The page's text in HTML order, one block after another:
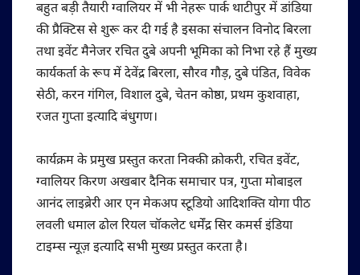
बहुत बड़ी तैयारी ग्वालियर में भी नेहरू पार्क थाटीपुर में डांडिया
की प्रैक्टिस से शुरू कर दी गई है इसका संचालन विनोद बिरला
तथा इवेंट मैनेजर रचित दुबे अपनी भूमिका को निभा रहे हैं मुख्य
कार्यकर्ता के रूप में देवेंद्र बिरला, सौरव गौड़, दुबे पंडित, विवेक
सेठी, करन गंगिल, विशाल दुबे, चेतन कोष्ठा, प्रथम कुशवाहा,
रजत गुप्ता इत्यादि बंधुगण।
कार्यक्रम के प्रमुख प्रस्तुत करता निक्की क्रोकरी, रचित इवेंट,
ग्वालियर किरण अखबार दैनिक समाचार पत्र, गुप्ता मोबाइल
आनंद लाइब्रेरी आर एन मेकअप स्टूडियो आदिशक्ति योगा पीठ
लवली धमाल ढोल रियल चॉकलेट धर्मेंद्र सिर कमर्स इंडिया
टाइम्स न्यूज़ इत्यादि सभी मुख्य प्रस्तुत करता है।